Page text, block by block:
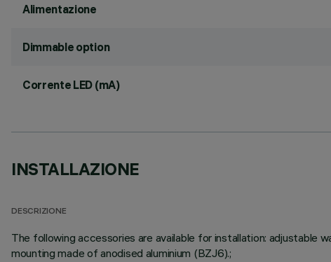
Alimentazione
Dimmable option
Corrente LED (mA)
INSTALLAZIONE
DESCRIZIONE
The following accessories are available for installation:
mounting made of anodised aluminium (BZJ6).;